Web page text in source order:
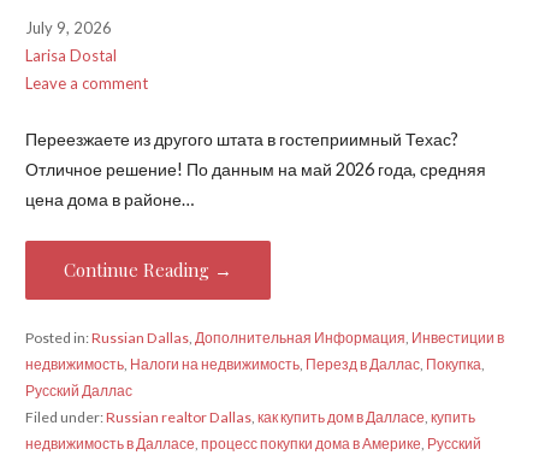
July 9, 2026
Larisa Dostal
Leave a comment
Переезжаете из другого штата в гостеприимный Техас?
Отличное решение! По данным на май 2026 года, средняя
цена дома в районе…
Continue Reading →
Posted in:Russian Dallas, Дополнительная Информация, Инвестиции в
недвижимость, Налоги на недвижимость, Перезд в Даллас, Покупка,
Русский Даллас
Filed under:Russian realtor Dallas, как купить дом в Далласе, купить
недвижимость в Далласе, процесс покупки дома в Америке, Русский